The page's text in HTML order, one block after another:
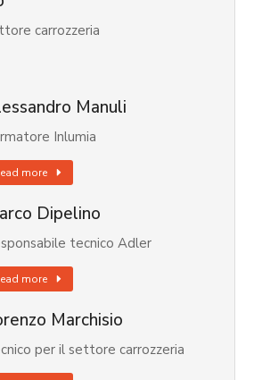
carrozzeria
Manuli
Inlumia
more
Dipelino
tecnico Adler
more
Marchisio
per il settore carrozzeria